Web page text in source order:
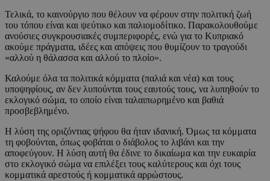
Τελικά, το καινούργιο που θέλουν να φέρουν στην πολιτική ζωή
του τόπου είναι και ψεύτικο και παλιομοδίτικο. Παρακολουθούμε
ανούσιες συγκρουσιακές συμπεριφορές, ενώ για το Κυπριακό
ακούμε πράγματα, ιδέες και απόψεις που θυμίζουν το τραγούδι
«αλλού η θάλασσα και αλλού το πλοίο».
Καλούμε όλα τα πολιτικά κόμματα (παλιά και νέα) και τους
υποψηφίους, αν δεν λυπούνται τους εαυτούς τους, να λυπηθούν το
εκλογικό σώμα, το οποίο είναι ταλαιπωρημένο και βαθιά
προσβεβλημένο.
Η λύση της οριζόντιας ψήφου θα ήταν ιδανική. Όμως τα κόμματα
τη φοβούνται, όπως φοβάται ο διάβολος το λιβάνι και την
αποφεύγουν. Η λύση αυτή θα έδινε το δικαίωμα και την ευκαιρία
στο εκλογικό σώμα να επιλέξει τους καλύτερους και όχι τους
κομματικά αρεστούς ή κομματικά αρρώστους.